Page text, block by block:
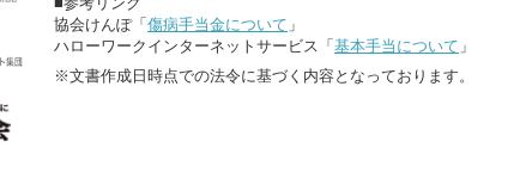
協会けんぽ「 傷病手当金について 」
ハローワークインターネットサービス「 基本手当について 」
※文書作成日時点での法令に基づく内容となっております。